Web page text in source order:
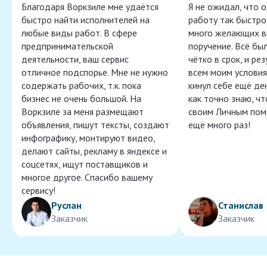
Благодаря Воркзиле мне удаётся
быстро найти исполнителей на
любые виды работ. В сфере
предпринимательской
деятельности, ваш сервис
отличное подспорье. Мне не нужно
содержать рабочих, т.к. пока
бизнес не очень большой. На
Воркзиле за меня размещают
объявления, пишут тексты, создают
инфографику, монтируют видео,
делают сайты, рекламу в яндексе и
соцсетях, ищут поставщиков и
многое другое. Спасибо вашему
сервису!
Руслан
Заказчик
Я не ожидал, что
работу так
много желающих
поручение. Всё
чётко в срок, и
всем моим
кинул себе ещё
как точно знаю,
своим Личным
ещё много раз!
Станислав
Заказчик